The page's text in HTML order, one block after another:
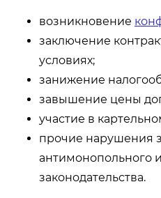
возникновение
заключение
условиях;
занижение
завышение цены
участие в
прочие нарушения
антимонопольного
законодательства.